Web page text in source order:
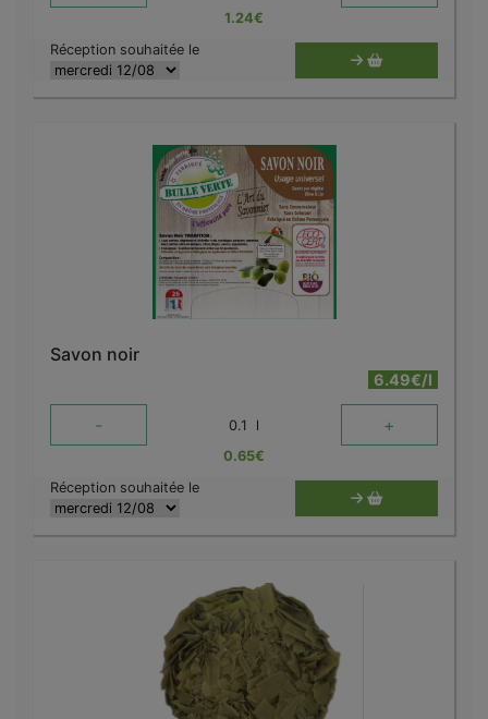
1.24€
Réception souhaitée le
Savon noir
6.49€/l
- 0.1 l +
0.65€
Réception souhaitée le